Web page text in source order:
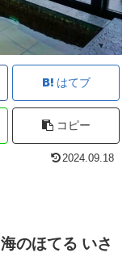
はてブ
コピー
2024.09.18
海のほてる いさ